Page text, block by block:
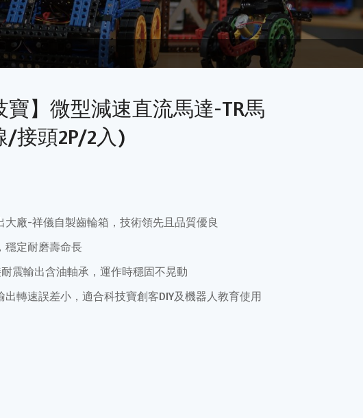
技寶】微型減速直流馬達-TR馬
接頭2P/2入)
大廠-祥儀自製齒輪箱，技術領先且品質優良
穩定耐磨壽命長
震輸出含油軸承，運作時穩固不晃動
出轉速誤差小，適合科技寶創客DIY及機器人教育使用